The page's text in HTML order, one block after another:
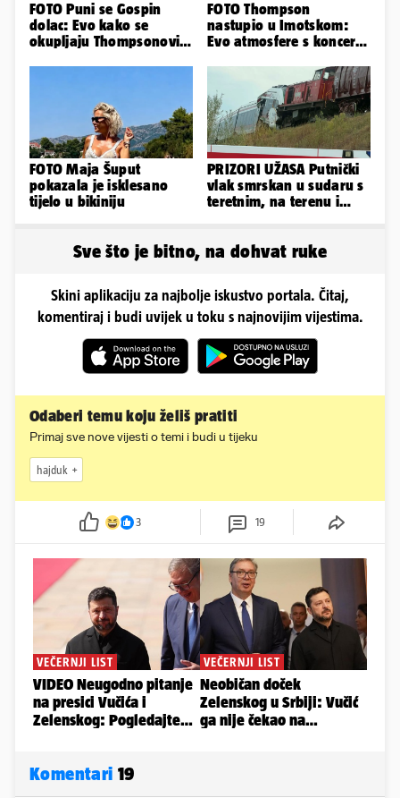
FOTO Puni se Gospin
dolac: Evo kako se
okupljaju Thompsonovi
FOTO Thompson
nastupio u Imotskom:
Evo atmosfere s koncerta
FOTO Maja Šuput
pokazala je isklesano
tijelo u bikiniju
PRIZORI UŽASA Putnički
vlak smrskan u sudaru s
teretnim, na terenu i
Sve što je bitno, na dohvat ruke
Skini aplikaciju za najbolje iskustvo portala. Čitaj,
komentiraj i budi uvijek u toku s najnovijim vijestima.
Odaberi temu koju želiš pratiti
Primaj sve nove vijesti o temi i budi u tijeku
hajduk
3 19
Komentari 19